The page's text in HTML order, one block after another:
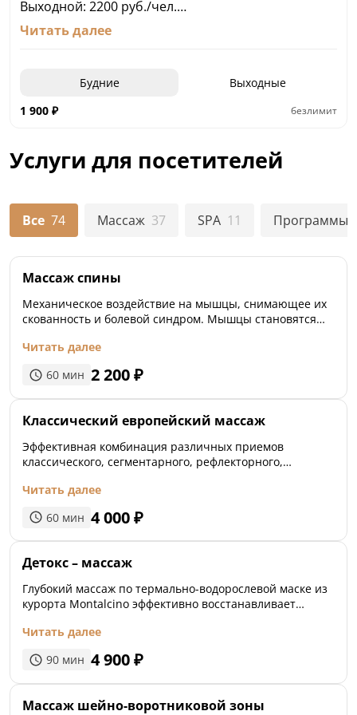
Выходной: 2200 руб./чел.
Дети от 1 до 3 лет: 800 руб./чел.
Скидка в будни 15% для пенсионеров,
многодетных семей, людей с ОВЗ, участникам и
ветеранам СВО.
Читать далее
Будние
Выходные
1 900 ₽ безлимит
Услуги для посетителей
Все 74 Массаж 37 SPA 11 Программы
Массаж спины
Механическое воздействие на мышцы, снимающее их
скованность и болевой синдром. Мышцы становятся
возникают реже, после процедур поднимается
Читать далее
60 мин 2 200₽
Классический европейский массаж
Эффективная комбинация различных приемов
классического, сегментарного, рефлекторного,
и улучшает кровообращение, оказывая
весь организм в целом.
Читать далее
60 мин 4 000₽
Детокс – массаж
Глубокий массаж по термально-водорослевой маске из
курорта Montalcino эффективно восстанавливает
липолитическим действием, восстанавливает тонус
Читать далее
90 мин 4 900₽
Массаж шейно-воротниковой зоны